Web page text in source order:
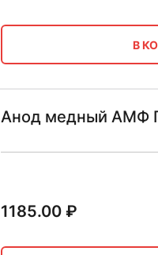
В
Анод медный АМФ
1185.00₽